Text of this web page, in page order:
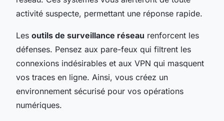
activité suspecte, permettant une réponse rapide.
Les outils de surveillance réseau renforcent les
défenses. Pensez aux pare-feux qui filtrent les
connexions indésirables et aux VPN qui masquent
vos traces en ligne. Ainsi, vous créez un
environnement sécurisé pour vos opérations
numériques.